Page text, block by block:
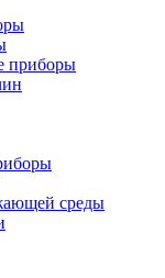
приборы
среды